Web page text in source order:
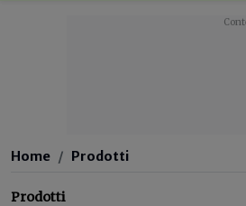
Home Prodotti
Prodotti